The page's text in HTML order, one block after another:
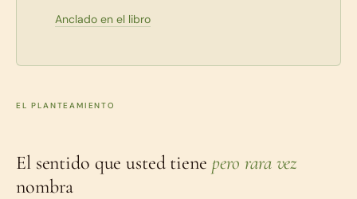
Anclado en el libro
EL PLANTEAMIENTO
El sentido que usted tiene pero rara vez
nombra